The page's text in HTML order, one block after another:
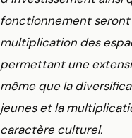
fonctionnement seront
multiplication des
permettant une
même que la
jeunes et la
caractère culturel.